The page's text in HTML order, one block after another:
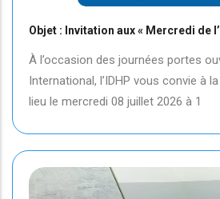
Objet : Invitation aux « Mercredi de
À l’occasion des journées portes
International, l’IDHP vous convie à
lieu le mercredi 08 juillet 2026 à 1